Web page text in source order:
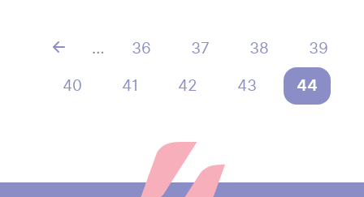
… Page
36 Page
37 Page
38 Page
39
Page
40 Page
41 Page
42 Page
43
Page
courante
44